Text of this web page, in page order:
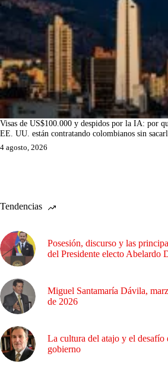
Visas de US$100.000 y despidos por la IA: por
EE. UU. están contratando colombianos sin
4 agosto, 2026
Tendencias
Posesión, discurso y las
del Presidente electo Abelardo
Miguel Santamaría Dávila,
de 2026
La cultura del atajo y el desafío
gobierno